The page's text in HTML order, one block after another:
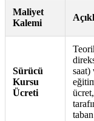
Maliyet
Kalemi
Sürücü
Kursu
Ücreti
saat)